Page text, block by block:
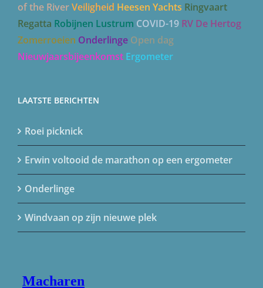
of the RiverVeiligheid Heesen Yachts Ringvaart
Regatta Robijnen Lustrum COVID-19 RV De Hertog
Zomerroeien Onderlinge Open dag
Nieuwjaarsbijeenkomst Ergometer
LAATSTE BERICHTEN
Roei picknick
Erwin voltooid de marathon op een ergometer
Onderlinge
Windvaan op zijn nieuwe plek